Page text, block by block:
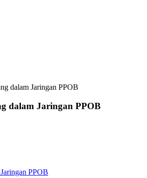
dalam Jaringan PPOB
dalam Jaringan PPOB
PPOB